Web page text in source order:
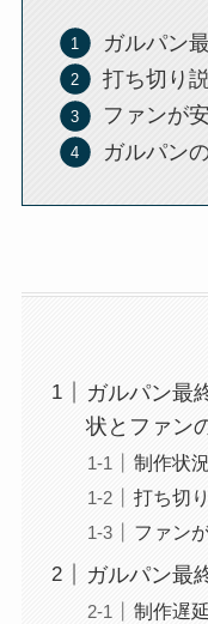
ガルパン
打ち切り
ファンが
ガルパン
ガルパン最
状とファン
制作状
打ち切
ファン
ガルパン最
制作遅